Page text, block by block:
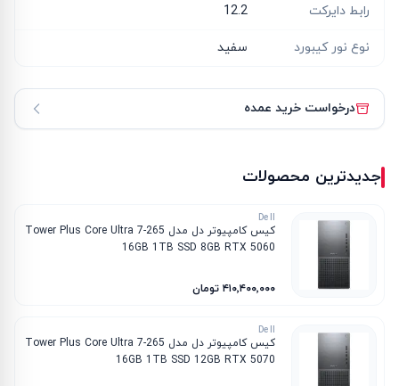
رابط دایرکت 12.2
نوع نور کیبورد سفید
درخواست خرید عمده
جدیدترین محصولات
Dell
کیس کامپیوتر دل مدل Tower Plus Core Ultra 7-265
16GB 1TB SSD 8GB RTX 5060
۴۱۰٬۴۰۰٬۰۰۰ تومان
Dell
کیس کامپیوتر دل مدل Tower Plus Core Ultra 7-265
16GB 1TB SSD 12GB RTX 5070